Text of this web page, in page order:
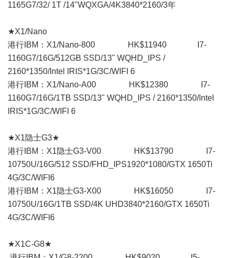
1165G7/32/ 1T /14"WQXGA/4K3840*2160/3年
★X1/Nano
港行IBM：X1/Nano-800 HK$11940 I7-
1160G7/16G/512GB SSD/13" WQHD_IPS /
2160*1350/Intel IRIS*1G/3C/WIFI 6
港行IBM：X1/Nano-A00 HK$12380 I7-
1160G7/16G/1TB SSD/13" WQHD_IPS / 2160*1350/Intel
IRIS*1G/3C/WIFI 6
★X1隐士G3★
港行IBM：X1隐士G3-V00 HK$13790 I7-
10750U/16G/512 SSD/FHD_IPS1920*1080/GTX 1650Ti
4G/3C/WIFI6
港行IBM：X1隐士G3-X00 HK$16050 I7-
10750U/16G/1TB SSD/4K UHD3840*2160/GTX 1650Ti
4G/3C/WIFI6
★X1C-G8★